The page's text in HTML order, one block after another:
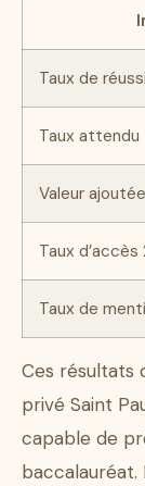
Taux de
Taux attendu
Valeur ajoutée
Taux
Taux de
Ces résultats
privé Saint
capable de
baccalauréat.